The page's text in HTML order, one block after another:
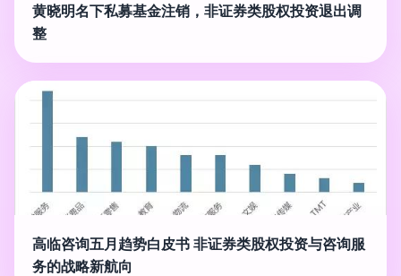
黄晓明名下私募基金注销，非证券类股权投资退出调
整
高临咨询五月趋势白皮书 非证券类股权投资与咨询服
务的战略新航向